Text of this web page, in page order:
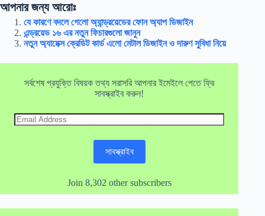
আপনার জন্য আরোঃ
যে কারণে বদলে গেলো অ্যান্ড্রয়েডের ফোন অ্যাপ ডিজাইন
এন্ড্রয়েড ১৬ এর নতুন ফিচারগুলো জানুন
নতুন অ্যামেক্স ক্রেডিট কার্ড এলো মেটাল ডিজাইন ও দারুণ সুবিধা নিয়ে
সর্বশেষ প্রযুক্তি বিষয়ক তথ্য সরাসরি আপনার ইমেইলে পেতে ফ্রি
সাবস্ক্রাইব করুন!
Email
Address
সাবস্ক্রাইব
Join 8,302 other subscribers